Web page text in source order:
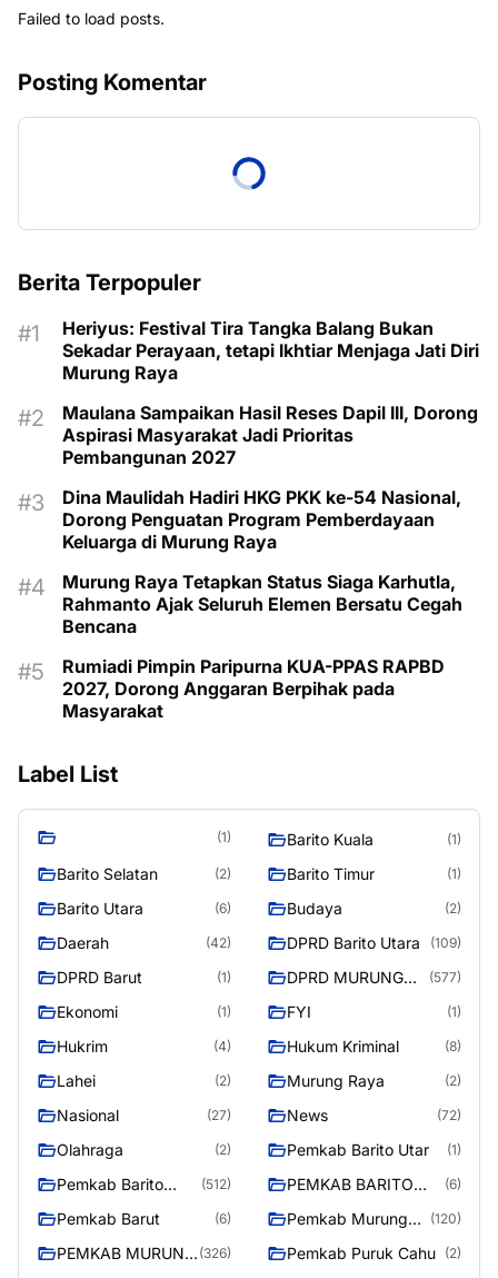
Failed to load posts.
Posting Komentar
Berita Terpopuler
Heriyus: Festival Tira Tangka Balang Bukan
Sekadar Perayaan, tetapi Ikhtiar Menjaga Jati Diri
Murung Raya
Maulana Sampaikan Hasil Reses Dapil III, Dorong
Aspirasi Masyarakat Jadi Prioritas
Pembangunan 2027
Dina Maulidah Hadiri HKG PKK ke-54 Nasional,
Dorong Penguatan Program Pemberdayaan
Keluarga di Murung Raya
Murung Raya Tetapkan Status Siaga Karhutla,
Rahmanto Ajak Seluruh Elemen Bersatu Cegah
Bencana
Rumiadi Pimpin Paripurna KUA-PPAS RAPBD
2027, Dorong Anggaran Berpihak pada
Masyarakat
Label List
(1) Barito Kuala (1)
Barito Selatan (2) Barito Timur (1)
Barito Utara (6) Budaya (2)
Daerah (42) DPRD Barito Utara (109)
DPRD Barut (1)
DPRD MURUNG
(577)
Ekonomi (1) FYI (1)
Hukrim (4) Hukum Kriminal (8)
Lahei (2) Murung Raya (2)
Nasional (27) News (72)
Olahraga (2) Pemkab Barito Utar (1)
Pemkab Barito
(512)
PEMKAB BARITO
(6)
Pemkab Barut (6)
Pemkab Murung
(120)
PEMKAB MURUNG (326) Pemkab Puruk Cahu (2)